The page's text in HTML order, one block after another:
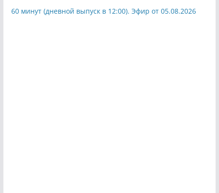
60 минут (дневной выпуск в 12:00). Эфир от 05.08.2026